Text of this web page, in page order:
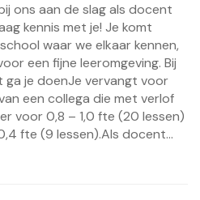
ons aan de slag als docent
kennis met je! Je komt
waar we elkaar kennen,
een fijne leeromgeving. Bij
ga je doenJe vervangt voor
een collega die met verlof
voor 0,8 – 1,0 fte (20 lessen)
fte (9 lessen).Als docent...